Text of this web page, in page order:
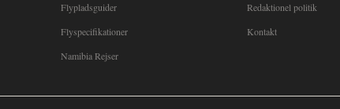
Flypladsguider
Flyspecifikationer
Namibia Rejser
Redaktionel politik
Kontakt